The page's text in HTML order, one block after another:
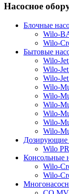
Насосное
Блочные
Wilo-
Wilo-
Бытовые
Wilo-
Wilo-
Wilo-
Wilo-
Wilo-
Wilo-
Wilo-
Wilo-
Wilo-
Дозирующие
Wilo
Консольные
Wilo-
Wilo-